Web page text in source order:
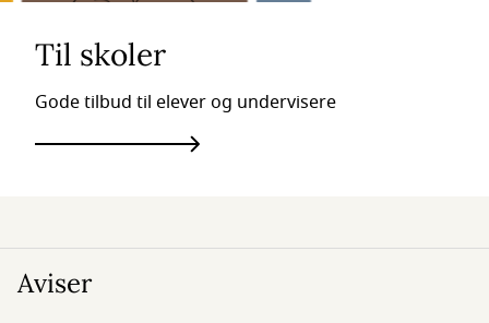
Til skoler
Gode tilbud til elever og undervisere
Aviser